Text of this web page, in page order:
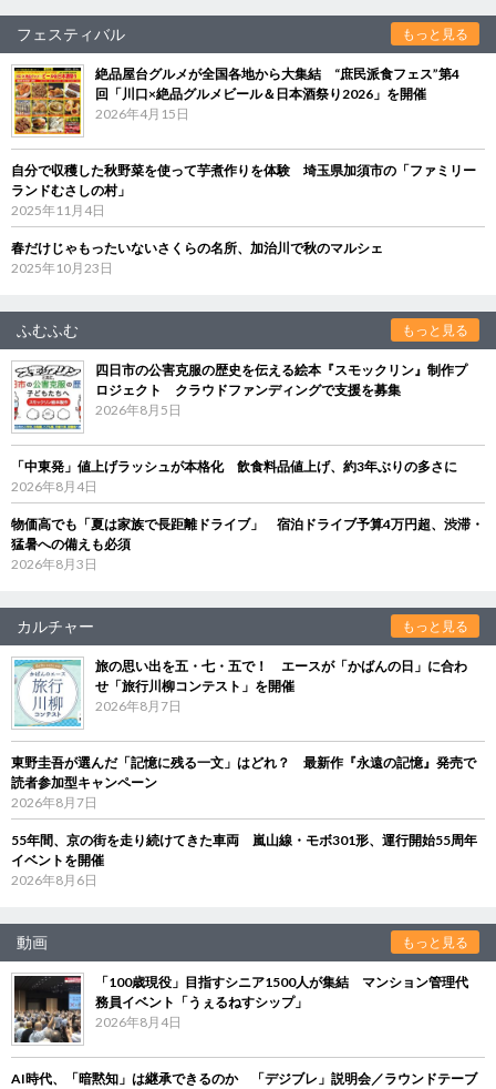
フェスティバル もっと見る
絶品屋台グルメが全国各地から大集結 “庶民派食フェス”第4
回「川口×絶品グルメビール＆日本酒祭り2026」を開催
2026年4月15日
自分で収穫した秋野菜を使って芋煮作りを体験 埼玉県加須市の「ファミリー
ランドむさしの村」
2025年11月4日
春だけじゃもったいないさくらの名所、加治川で秋のマルシェ
2025年10月23日
ふむふむ もっと見る
四日市の公害克服の歴史を伝える絵本『スモックリン』制作プ
ロジェクト クラウドファンディングで支援を募集
2026年8月5日
「中東発」値上げラッシュが本格化 飲食料品値上げ、約3年ぶりの多さに
2026年8月4日
物価高でも「夏は家族で長距離ドライブ」 宿泊ドライブ予算4万円超、渋滞・
猛暑への備えも必須
2026年8月3日
カルチャー もっと見る
旅の思い出を五・七・五で！ エースが「かばんの日」に合わ
せ「旅行川柳コンテスト」を開催
2026年8月7日
東野圭吾が選んだ「記憶に残る一文」はどれ？ 最新作『永遠の記憶』発売で
読者参加型キャンペーン
2026年8月7日
55年間、京の街を走り続けてきた車両 嵐山線・モボ301形、運行開始55周年
イベントを開催
2026年8月6日
動画 もっと見る
「100歳現役」目指すシニア1500人が集結 マンション管理代
務員イベント「うぇるねすシップ」
2026年8月4日
AI時代、「暗黙知」は継承できるのか 「デジブレ」説明会／ラウンドテーブ